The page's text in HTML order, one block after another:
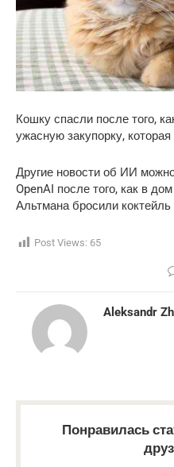
Кошку спасли после того,
ужасную закупорку,
Другие новости об ИИ
OpenAI после того, как в
Альтмана бросили
Post Views: 65
Aleksandr
Понравилась